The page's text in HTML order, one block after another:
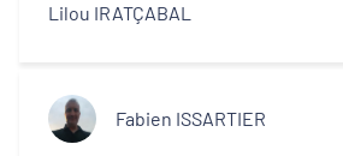
Lilou IRATÇABAL
Fabien ISSARTIER